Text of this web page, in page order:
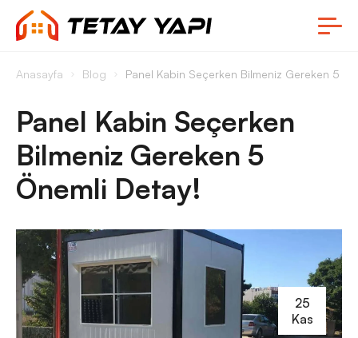
Anasayfa Blog Panel Kabin Seçerken Bilmeniz Gereken 5
Panel Kabin Seçerken
Bilmeniz Gereken 5
Önemli Detay!
25
Kas